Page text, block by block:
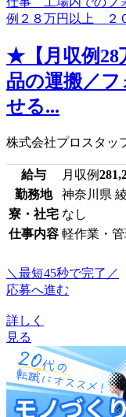
★【月収例28
品の運搬／
せる...
株式会社プロスタッ
給与 月収例
勤務地
神奈川県
寮・社宅 なし
仕事内容 軽作業・
＼最短45秒で完了／
応募へ進む
詳しく
見る